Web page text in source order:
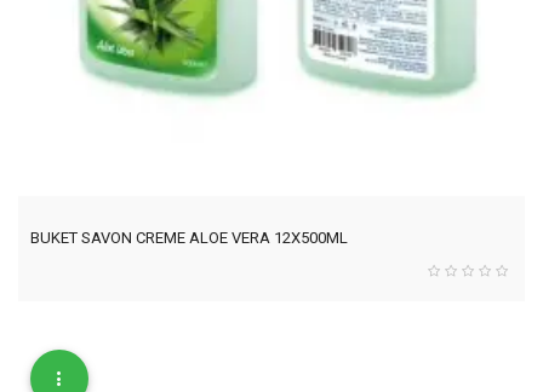
BUKET SAVON CREME ALOE VERA 12X500ML